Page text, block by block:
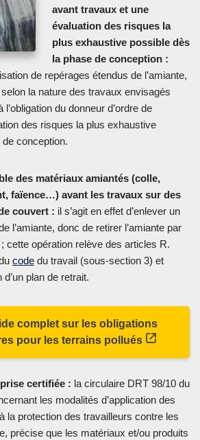
avant travaux et une
évaluation des risques la
plus exhaustive possible dès
la phase de conception :
de repérages étendus de l’amiante,
la nature des travaux envisagés
du donneur d’ordre de
des risques la plus exhaustive
conception.
des matériaux amiantés (colle,
faïence…) avant les travaux sur des
couvert : il s’agit en effet d’enlever un
l’amiante, donc de retirer l’amiante par
; cette opération relève des articles R.
code du travail (sous-section 3) et
d’un plan de retrait.
complet sur les obligations
pour les terrains pollués
certifiée : la circulaire DRT 98/10 du
les modalités d’application des
la protection des travailleurs contre les
précise que les matériaux et/ou produits